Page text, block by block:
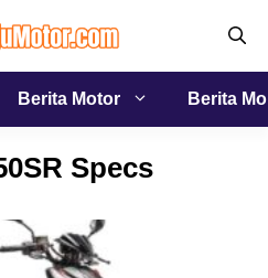
Berita Motor Berita
Specs